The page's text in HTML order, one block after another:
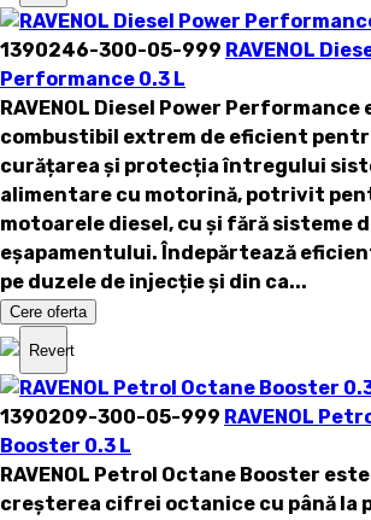
1390246-300-05-999 RAVENOL
Performance 0.3 L
RAVENOL Diesel Power Performance
combustibil extrem de eficient
curățarea și protecția întregului
alimentare cu motorină, potrivit
motoarele diesel, cu și fără sisteme
eșapamentului. Îndepărtează
pe duzele de injecție și din ca...
Cere oferta
Revert
1390209-300-05-999 RAVENOL
Booster 0.3 L
RAVENOL Petrol Octane Booster
creșterea cifrei octanice cu până la